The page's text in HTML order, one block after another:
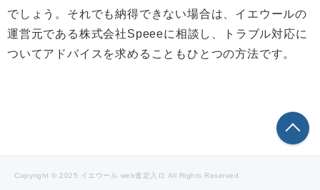
でしょう。それでも納得できない場合は、イエウールの
運営元である株式会社Speeeに相談し、トラブル対応に
ついてアドバイスを求めることもひとつの方法です。
Copyright © 2025 イエウール web査定入ロ All Rights Reserved.